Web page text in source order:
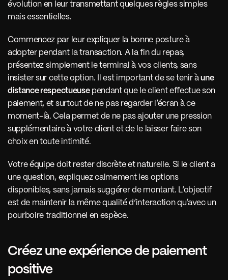
évolution en leur transmettant quelques règles simples
mais essentielles.
Commencez par leur expliquer la bonne posture à
adopter pendant la transaction. A la fin du repas,
présentez simplement le terminal à vos clients, sans
insister sur cette option. Il est important de se tenir à une
distance respectueuse pendant que le client effectue son
paiement, et surtout de ne pas regarder l’écran à ce
moment-là. Cela permet de ne pas ajouter une pression
supplémentaire à votre client et de le laisser faire son
choix en toute intimité.
Votre équipe doit rester discrète et naturelle. Si le client a
une question, expliquez calmement les options
disponibles, sans jamais suggérer de montant. L’objectif
est de maintenir la même qualité d’interaction qu’avec un
pourboire traditionnel en espèce.
Créez une expérience de paiement
positive